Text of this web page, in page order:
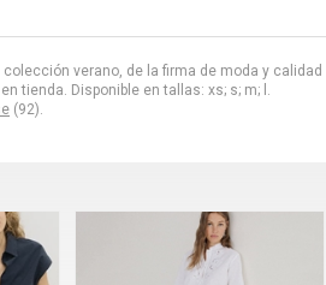
verano, de la firma de moda y calidad
tienda. Disponible en tallas: xs; s; m; l.
(92).